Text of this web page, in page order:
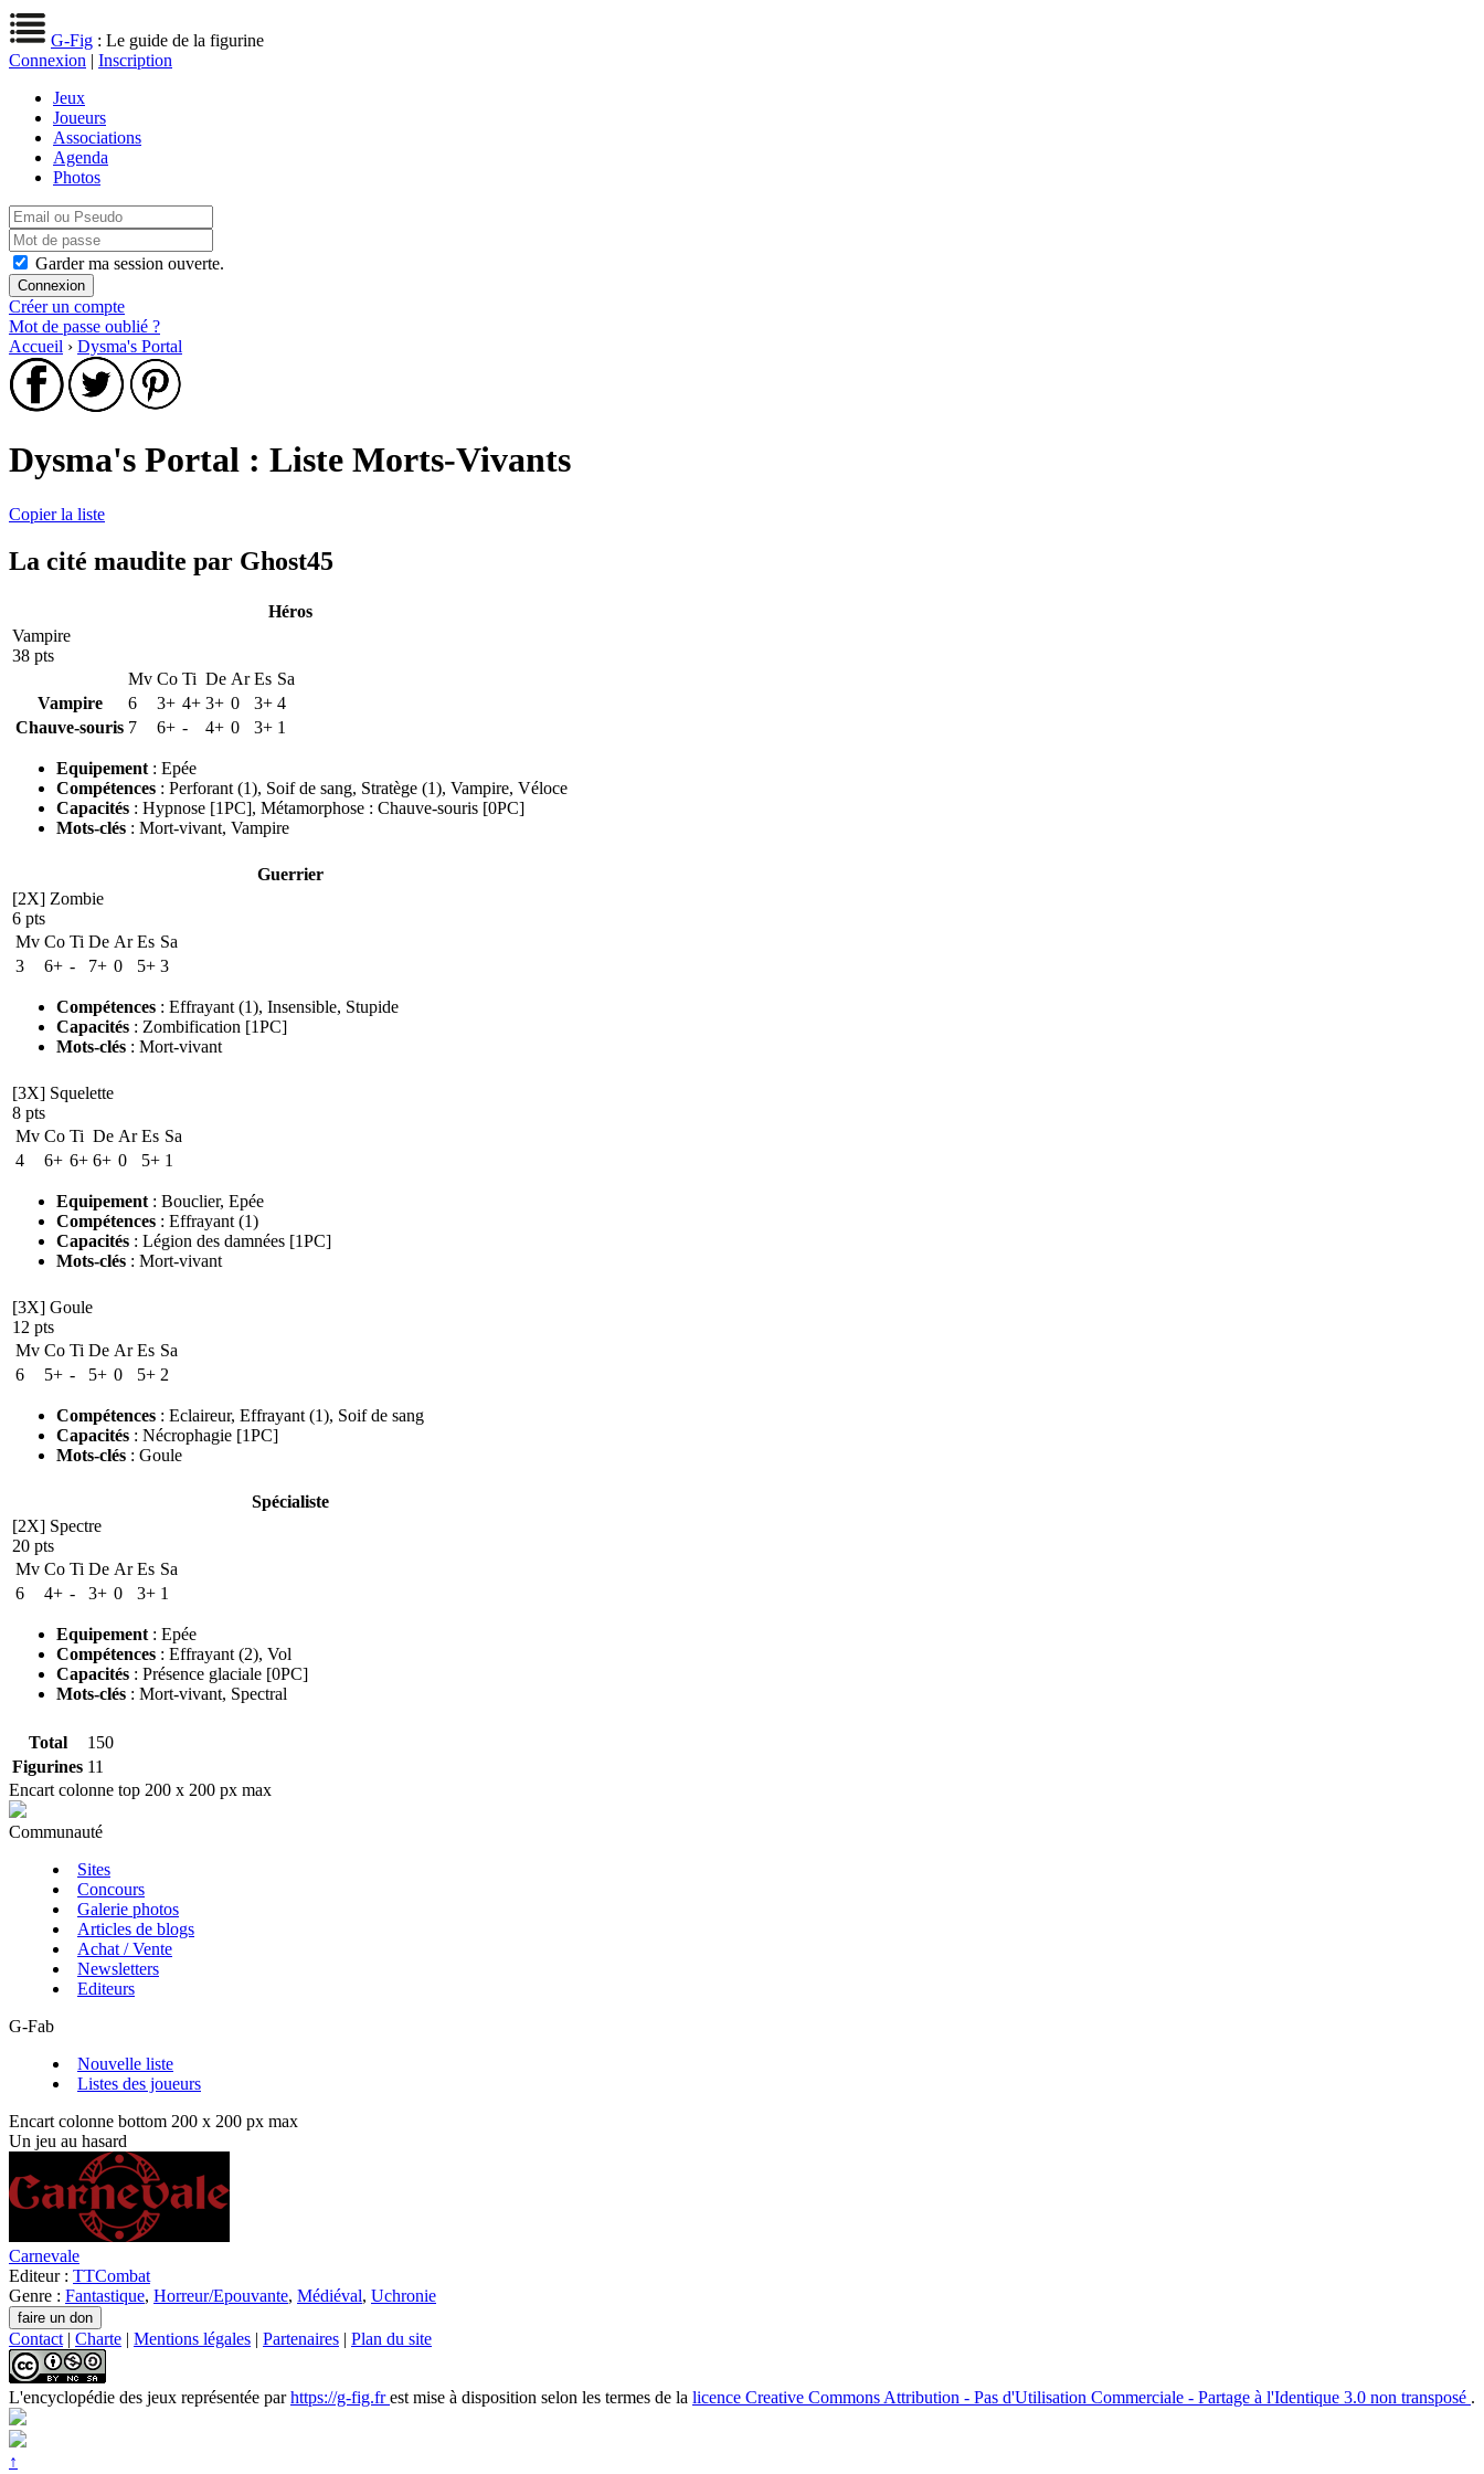
G-Fig : Le guide de la figurine
Connexion | Inscription
Jeux
Joueurs
Associations
Agenda
Photos
Garder ma session ouverte.
Créer un compte
Mot de passe oublié ?
Accueil › Dysma's Portal
Dysma's Portal : Liste Morts-Vivants
Copier la liste
La cité maudite par Ghost45
Héros
Vampire
38 pts
Mv Co Ti De Ar Es Sa
Vampire
6 3+ 4+ 3+ 0 3+ 4
Chauve-souris 7 6+ - 4+ 0 3+ 1
Equipement : Epée
Compétences : Perforant (1), Soif de sang, Stratège (1), Vampire, Véloce
Capacités : Hypnose [1PC], Métamorphose : Chauve-souris [0PC]
Mots-clés : Mort-vivant, Vampire
Guerrier
[2X] Zombie
6 pts
Mv Co Ti De Ar Es Sa
3
6+ - 7+ 0 5+ 3
Compétences : Effrayant (1), Insensible, Stupide
Capacités : Zombification [1PC]
Mots-clés : Mort-vivant
[3X] Squelette
8 pts
Mv Co Ti De Ar Es Sa
4
6+ 6+ 6+ 0 5+ 1
Equipement : Bouclier, Epée
Compétences : Effrayant (1)
Capacités : Légion des damnées [1PC]
Mots-clés : Mort-vivant
[3X] Goule
12 pts
Mv Co Ti De Ar Es Sa
6
5+ - 5+ 0 5+ 2
Compétences : Eclaireur, Effrayant (1), Soif de sang
Capacités : Nécrophagie [1PC]
Mots-clés : Goule
Spécialiste
[2X] Spectre
20 pts
Mv Co Ti De Ar Es Sa
6
4+ - 3+ 0 3+ 1
Equipement : Epée
Compétences : Effrayant (2), Vol
Capacités : Présence glaciale [0PC]
Mots-clés : Mort-vivant, Spectral
Total
150
Figurines 11
Encart colonne top 200 x 200 px max
Communauté
Sites
Concours
Galerie photos
Articles de blogs
Achat / Vente
Newsletters
Editeurs
G-Fab
Nouvelle liste
Listes des joueurs
Encart colonne bottom 200 x 200 px max
Un jeu au hasard
Carnevale
Editeur : TTCombat
Genre : Fantastique, Horreur/Epouvante, Médiéval, Uchronie
Contact | Charte | Mentions légales | Partenaires | Plan du site
L'encyclopédie des jeux représentée parhttps://g-fig.frest mise à disposition selon les termes de la licence Creative Commons Attribution - Pas d'Utilisation Commerciale - Partage à l'Identique 3.0 non transposé .
↑